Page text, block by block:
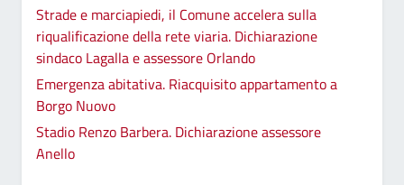
Strade e marciapiedi, il Comune accelera sulla
riqualificazione della rete viaria. Dichiarazione
sindaco Lagalla e assessore Orlando
Emergenza abitativa. Riacquisito appartamento a
Borgo Nuovo
Stadio Renzo Barbera. Dichiarazione assessore
Anello